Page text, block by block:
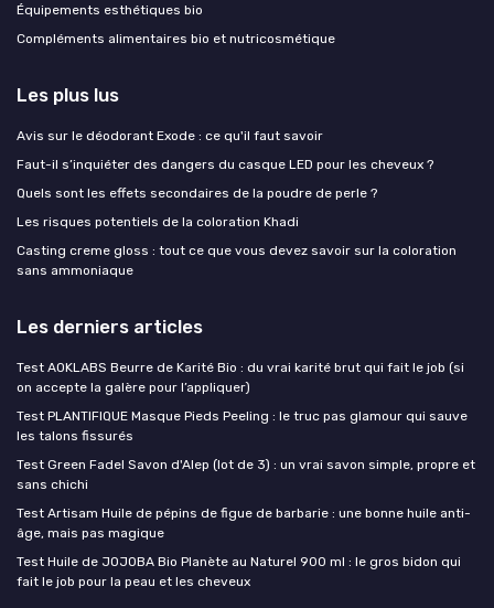
Équipements esthétiques bio
Compléments alimentaires bio et nutricosmétique
Les plus lus
Avis sur le déodorant Exode : ce qu'il faut savoir
Faut-il s’inquiéter des dangers du casque LED pour les cheveux ?
Quels sont les effets secondaires de la poudre de perle ?
Les risques potentiels de la coloration Khadi
Casting creme gloss : tout ce que vous devez savoir sur la coloration
sans ammoniaque
Les derniers articles
Test AOKLABS Beurre de Karité Bio : du vrai karité brut qui fait le job (si
on accepte la galère pour l’appliquer)
Test PLANTIFIQUE Masque Pieds Peeling : le truc pas glamour qui sauve
les talons fissurés
Test Green Fadel Savon d'Alep (lot de 3) : un vrai savon simple, propre et
sans chichi
Test Artisam Huile de pépins de figue de barbarie : une bonne huile anti-
âge, mais pas magique
Test Huile de JOJOBA Bio Planète au Naturel 900 ml : le gros bidon qui
fait le job pour la peau et les cheveux